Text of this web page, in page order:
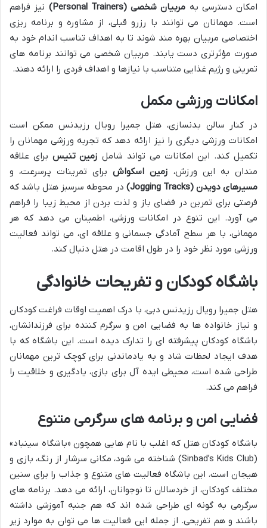
امکان دسترسی به مربیان شخصی (Personal Trainers)
نیز فراهم
است. مهمانان می توانند با رزرو قبلی، از مشاوره و برنامه ریزی
اختصاصی مربیان بهره مند شوند تا به اهداف تناسب اندام خود به
صورت مؤثرتری دست یابند. مربیان شخصی می توانند برنامه های
تمرینی و رژیم غذایی متناسب با نیازها و اهداف فردی را ارائه دهند.
امکانات ورزشی مکمل
در کنار سالن بدنسازی، هتل جمیرا رویال رزیدنس ممکن است
امکانات ورزشی دیگری را نیز ارائه دهد که تجربه ورزشی مهمانان را
تکمیل کند. این امکانات می تواند شامل زمین تنیس برای علاقه
مندان به این ورزش، زمین اسکواش برای تمرینات پرسرعت، و
مسیرهای دویدن (Jogging Tracks)
در محوطه سرسبز هتل باشد که
فرصتی برای تمرین در فضای باز و لذت بردن از محیط زیبا را فراهم
می آورد. این تنوع در امکانات ورزشی، اطمینان می دهد که هر
مهمانی، با هر سطح آمادگی جسمانی و علاقه ای، می تواند فعالیت
ورزشی مورد نظر خود را در طول اقامت در هتل دنبال کند.
باشگاه کودکان و تفریحات خانوادگی
هتل جمیرا رویال رزیدنس دبی، با درک اهمیت اوقات فراغت کودکان
و نیاز خانواده ها به فضایی امن و سرگرم کننده برای فرزندانشان،
باشگاه کودکان پیشرفته ای را تدارک دیده است. این باشگاه که با
هدف ایجاد لحظات شاد و به یادماندنی برای کوچک ترین مهمانان
طراحی شده است، محیطی ایده آل برای بازی، یادگیری و خلاقیت را
فراهم می کند.
فضایی امن و برنامه های سرگرمی متنوع
باشگاه کودکان هتل که اغلب با نام هایی همچون «باشگاه سینباد»
(Sinbad’s Kids Club) شناخته می شود، مکانی سرشار از رنگ، بازی و
هیجان است. این باشگاه فعالیت های متنوع و جذاب را برای سنین
مختلف کودکان، از خردسالان تا نوجوانان، ارائه می دهد. برنامه های
سرگرمی به گونه ای طراحی شده اند که هم جنبه آموزشی داشته
باشند و هم تفریحی. از جمله این فعالیت ها می توان به موارد زیر